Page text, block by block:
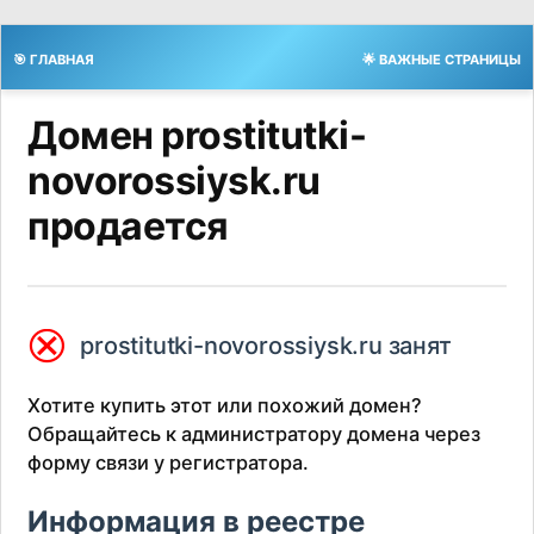
🎯 ГЛАВНАЯ 🌟 ВАЖНЫЕ СТРАНИЦЫ
Домен prostitutki-
novorossiysk.ru
продается
⮿ prostitutki-novorossiysk.ru занят
Хотите купить этот или похожий домен?
Обращайтесь к администратору домена через
форму связи у регистратора.
Информация в реестре